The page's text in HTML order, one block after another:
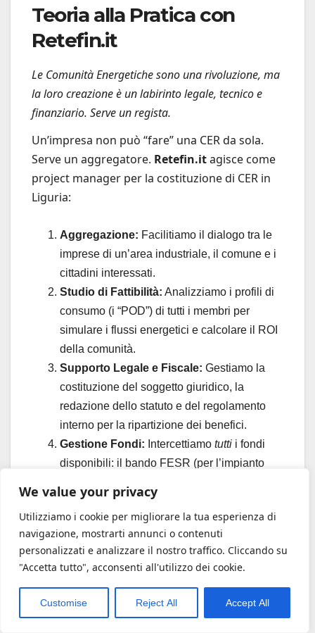
We value your privacy
Utilizziamo i cookie per migliorare la tua esperienza di
navigazione, mostrarti annunci o contenuti
personalizzati e analizzare il nostro traffico. Cliccando su
"Accetta tutto", acconsenti all'utilizzo dei cookie.
Customise Reject All Accept All
Teoria alla Pratica con
Retefin.it
Le Comunità Energetiche sono una rivoluzione, ma
la loro creazione è un labirinto legale, tecnico e
finanziario. Serve un regista.
Un’impresa non può “fare” una CER da sola.
Serve un aggregatore. Retefin.itagisce come
project manager per la costituzione di CER in
Liguria:
Aggregazione: Facilitiamo il dialogo tra le
imprese di un’area industriale, il comune e i
cittadini interessati.
Studio di Fattibilità: Analizziamo i profili di
consumo (i “POD”) di tutti i membri per
simulare i flussi energetici e calcolare il ROI
della comunità.
Supporto Legale e Fiscale: Gestiamo la
costituzione del soggetto giuridico, la
redazione dello statuto e del regolamento
interno per la ripartizione dei benefici.
Gestione Fondi: Intercettiamo tutti i fondi
disponibili: il bando FESR (per l’impianto
comune idoneo) e l’incentivo GSE.
Grazie alla consulenza di Retefin.it, un’idea
di condivisione e sostenibilità diventa un
asset profittevole e un centro di profitto
diversificato per la tua azienda.
Capitolo 4: Oltre